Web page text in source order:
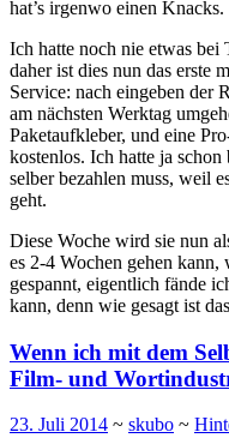
hat’s irgenwo einen Knacks.
Ich hatte noch nie etwas bei
daher ist dies nun das erste
Service: nach eingeben der
am nächsten Werktag
Paketaufkleber, und eine
kostenlos. Ich hatte ja
selber bezahlen muss, weil
geht.
Diese Woche wird sie nun
es 2-4 Wochen gehen
gespannt, eigentlich fände
kann, denn wie gesagt ist
Wenn ich mit dem
Film- und
23. Juli 2014 ~ skubo ~